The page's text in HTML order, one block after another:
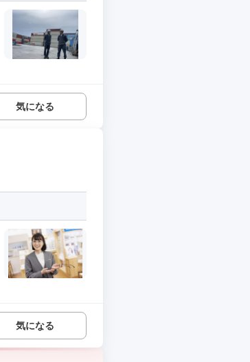
気になる
気になる